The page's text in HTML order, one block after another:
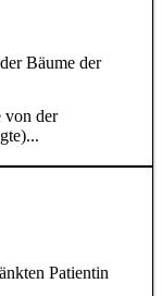
Bäume der
von der
Patientin